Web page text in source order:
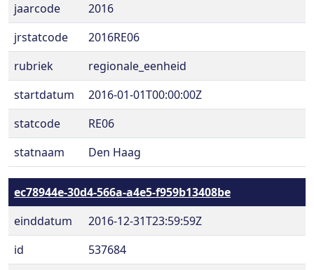
jaarcode
2016
jrstatcode
2016RE06
rubriek
regionale_eenheid
startdatum
2016-01-01T00:00:00Z
statcode
RE06
statnaam
Den Haag
ec78944e-30d4-566a-a4e5-f959b13408be
einddatum
2016-12-31T23:59:59Z
id
537684